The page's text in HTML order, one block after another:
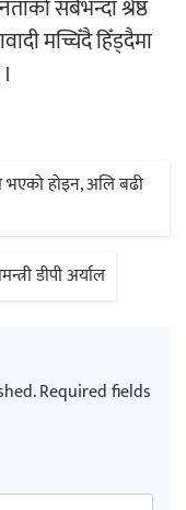
होला’को शीर्ष गीत
सबैभन्दा श्रेष्ठ
मच्चिँदै हिँड्दैमा
भएको होइन, अलि बढी
डीपी अर्याल
Required fields